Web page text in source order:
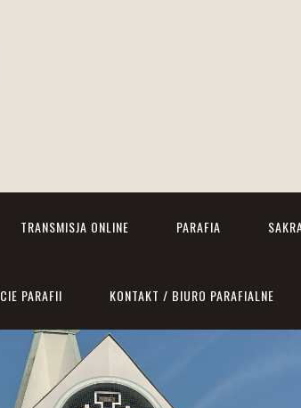
TRANSMISJA ONLINE PARAFIA
PARAFII KONTAKT / BIURO PARAFIALNE